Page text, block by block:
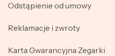
Odstąpienie od umowy
Reklamacje i zwroty
Karta Gwarancyjna Zegarki